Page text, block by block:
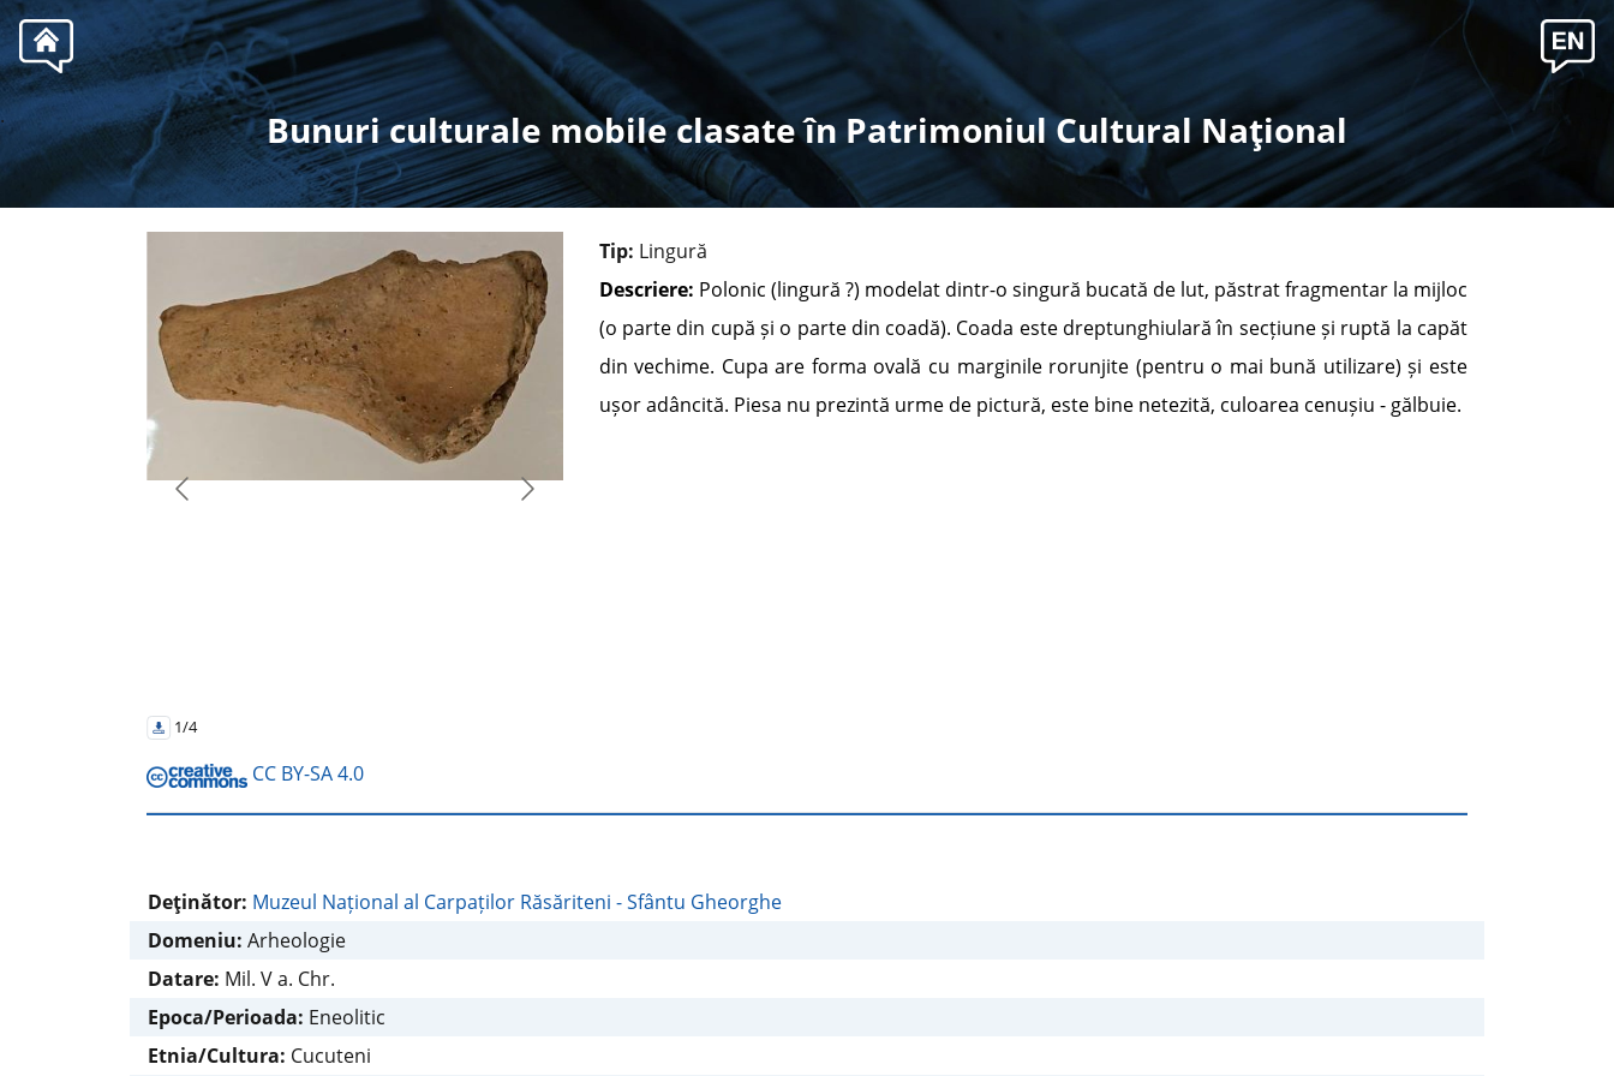
. Bunuri culturale mobile clasate în Patrimoniul Cultural Naţional
1/4
CC BY-SA 4.0
Tip: Lingură
Descriere: Polonic (lingură ?) modelat dintr-o singură bucată de lut, păstrat fragmentar la mijloc
(o parte din cupă și o parte din coadă). Coada este dreptunghiulară în secțiune și ruptă la capăt
din vechime. Cupa are forma ovală cu marginile rorunjite (pentru o mai bună utilizare) și este
ușor adâncită. Piesa nu prezintă urme de pictură, este bine netezită, culoarea cenușiu - gălbuie.
Deţinător: Muzeul Național al Carpaților Răsăriteni - Sfântu Gheorghe
Domeniu: Arheologie
Datare: Mil. V a. Chr.
Epoca/Perioada: Eneolitic
Etnia/Cultura: Cucuteni